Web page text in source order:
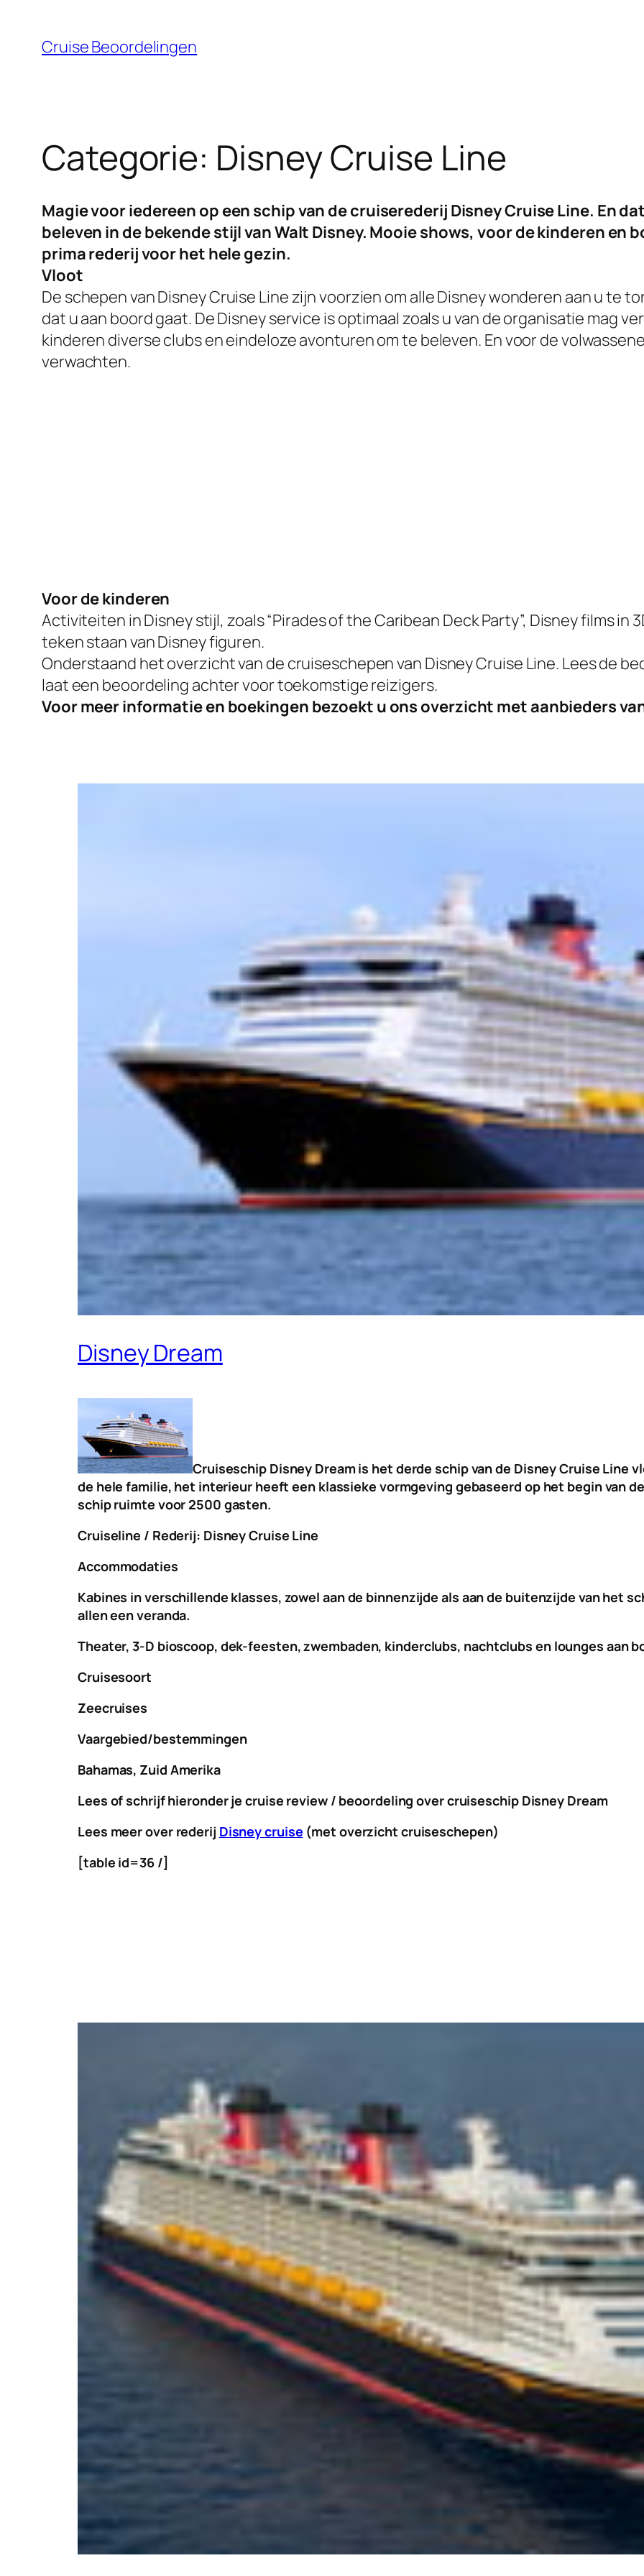
Cruise Beoordelingen
Categorie: Disney Cruise Line
Magie voor iedereen op een schip van de cruiserederij Disney Cruise Line. En
beleven in de bekende stijl van Walt Disney. Mooie shows, voor de kinderen en
prima rederij voor het hele gezin.
Vloot
De schepen van Disney Cruise Line zijn voorzien om alle Disney wonderen aan u te
dat u aan boord gaat. De Disney service is optimaal zoals u van de organisatie mag
kinderen diverse clubs en eindeloze avonturen om te beleven. En voor de
verwachten.
Voor de kinderen
Activiteiten in Disney stijl, zoals “Pirades of the Caribean Deck Party”, Disney films
teken staan van Disney figuren.
Onderstaand het overzicht van de cruiseschepen van Disney Cruise Line. Lees de
laat een beoordeling achter voor toekomstige reizigers.
Voor meer informatie en boekingen bezoekt u ons overzicht met aanbieders
Disney Dream
Cruiseschip Disney Dream is het derde schip van de Disney Cruise Line
de hele familie, het interieur heeft een klassieke vormgeving gebaseerd op het begin van
schip ruimte voor 2500 gasten.
Cruiseline / Rederij: Disney Cruise Line
Accommodaties
Kabines in verschillende klasses, zowel aan de binnenzijde als aan de buitenzijde van het
allen een veranda.
Theater, 3-D bioscoop, dek-feesten, zwembaden, kinderclubs, nachtclubs en lounges aan
Cruisesoort
Zeecruises
Vaargebied/bestemmingen
Bahamas, Zuid Amerika
Lees of schrijf hieronder je cruise review / beoordeling over cruiseschip Disney Dream
Lees meer over rederij Disney cruise (met overzicht cruiseschepen)
[table id=36 /]